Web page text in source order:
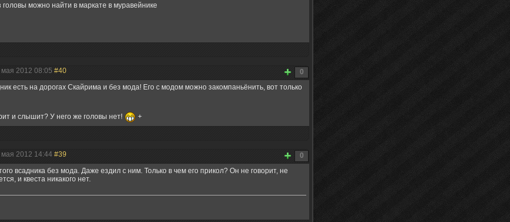
головы можно найти в маркате в муравейнике
0
мая 2012 08:05 #40
есть на дорогах Скайрима и без мода! Его с модом можно закомпаньёнить, вот только
и слышит? У него же головы нет! +
0
мая 2012 14:44 #39
всадника без мода. Даже ездил с ним. Только в чем его прикол? Он не говорит, не
и квеста никакого нет.